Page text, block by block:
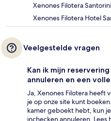
Xenones Filotera Santorini
Xenones Filotera Hotel
Veelgestelde vragen
Kan ik mijn
annuleren en een
Ja, Xenones Filotera heeft
je op onze site kunt
kamer geboekt hebt, kun
inchecken annuleren.